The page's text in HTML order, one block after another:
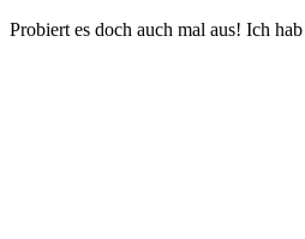
Probiert es doch auch mal aus! Ich